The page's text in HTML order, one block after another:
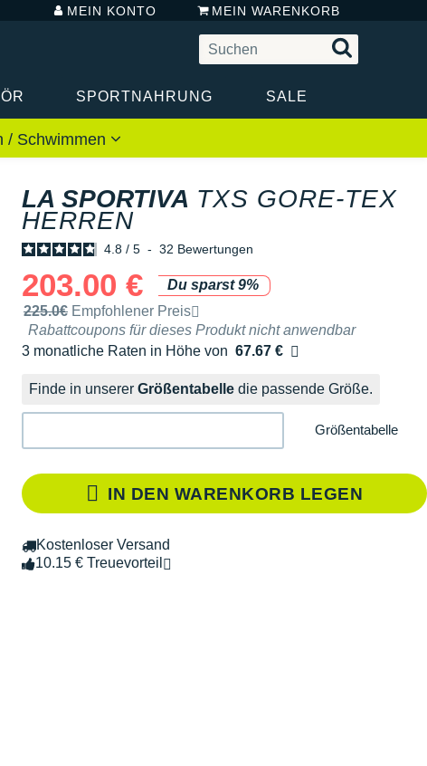
MEIN KONTO MEIN WARENKORB
SPORTNAHRUNG SALE
/ Schwimmen
LA SPORTIVA TXS GORE-TEX
HERREN
4.8 / 5 - 32 Bewertungen
203.00 €
Du sparst 9%
Unverbindliche Preisempfehlung der Marke
225.0€ Empfohlener Preis
Rabattcoupons für dieses Produkt nicht anwendbar
3 monatliche Raten in Höhe von 67.67 €
Ohne Zusatzkosten
Finde in unserer Größentabelle die passende Größe.
Größentabelle
IN DEN WARENKORB LEGEN
Kostenloser Versand
10.15 € Treuevorteil